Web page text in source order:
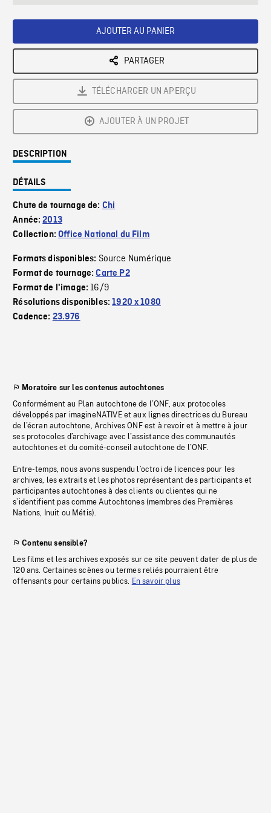
AJOUTER AU PANIER
PARTAGER
TÉLÉCHARGER UN APERÇU
AJOUTER À UN PROJET
DESCRIPTION
DÉTAILS
Chute de tournage de: Chi
Année:2013
Collection:Office National du Film
Formats disponibles: Source Numérique
Format de tournage:Carte P2
Format de l'image:16/9
Résolutions disponibles:1920 x 1080
Cadence: 23.976
Moratoire sur les contenus autochtones
Conformément au Plan autochtone de l’ONF, aux protocoles
développés par imagineNATIVE et aux lignes directrices du Bureau
de l’écran autochtone, Archives ONF est à revoir et à mettre à jour
ses protocoles d’archivage avec l’assistance des communautés
autochtones et du comité-conseil autochtone de l’ONF.
Entre-temps, nous avons suspendu l’octroi de licences pour les
archives, les extraits et les photos représentant des participants et
participantes autochtones à des clients ou clientes qui ne
s’identifient pas comme Autochtones (membres des Premières
Nations, Inuit ou Métis).
Contenu sensible?
Les films et les archives exposés sur ce site peuvent dater de plus de
120 ans. Certaines scènes ou termes reliés pourraient être
offensants pour certains publics. En savoir plus